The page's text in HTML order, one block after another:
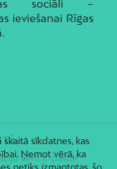
sociāli –
ieviešanai Rīgas
savā e-pastā!
sīkdatnes, kas
Ņemot vērā, ka
netiks izmantotas, šo